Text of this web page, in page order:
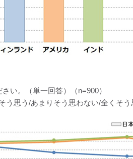
い。（単一回答）（n=900）
う思う/あまりそう思わない/全くそ